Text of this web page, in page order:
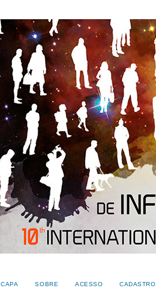
CAPA SOBRE ACESSO CADASTRO